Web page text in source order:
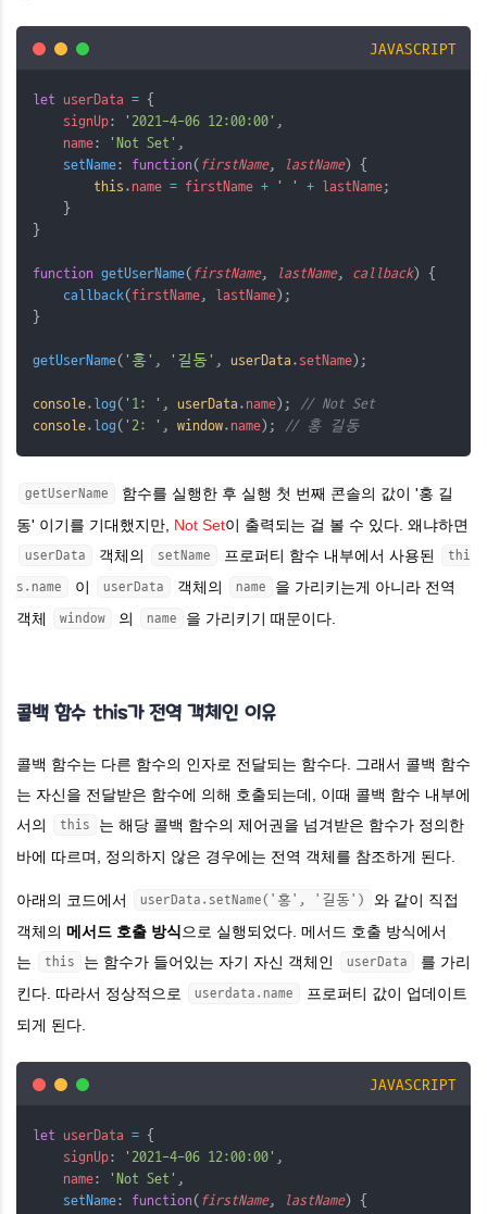
JAVASCRIPT
let userData = {
signUp: '2021-4-06 12:00:00' ,
name: 'Not Set' ,
setName: function( firstName, lastName) {
this . name = firstName + ' ' + lastName;
    }
}
function getUserName( firstName, lastName, callback) {
callback( firstName, lastName);
}
getUserName( '홍' , '길동' , userData . setName);
console. log( '1: ' , userData . name);
// Not Set
console. log( '2: ' , window. name); // 홍 길동
getUserName
함수를 실행한 후 실행 첫 번째 콘솔의 값이 '홍 길
동' 이기를 기대했지만, Not Set이 출력되는 걸 볼 수 있다. 왜냐하면
userData 객체의 setName 프로퍼티 함수 내부에서 사용된 thi
s.name 이 userData 객체의 name
을 가리키는게 아니라 전역
객체
window 의 name 을 가리키기 때문이다.
콜백 함수 this가 전역 객체인 이유
콜백 함수는 다른 함수의 인자로 전달되는 함수다. 그래서 콜백 함수
는 자신을 전달받은 함수에 의해 호출되는데, 이때 콜백 함수 내부에
서의
this
는 해당 콜백 함수의 제어권을 넘겨받은 함수가 정의한
바에 따르며, 정의하지 않은 경우에는 전역 객체를 참조하게 된다.
아래의 코드에서 userData.setName('홍', '길동')
와 같이 직접
객체의 메서드 호출 방식 으로 실행되었다. 메서드 호출 방식에서
는
this 는 함수가 들어있는 자기 자신 객체인 userData
를 가리
킨다. 따라서 정상적으로
userdata.name
프로퍼티 값이 업데이트
되게 된다.
JAVASCRIPT
let userData = {
signUp: '2021-4-06 12:00:00' ,
name: 'Not Set' ,
setName: function( firstName, lastName) {